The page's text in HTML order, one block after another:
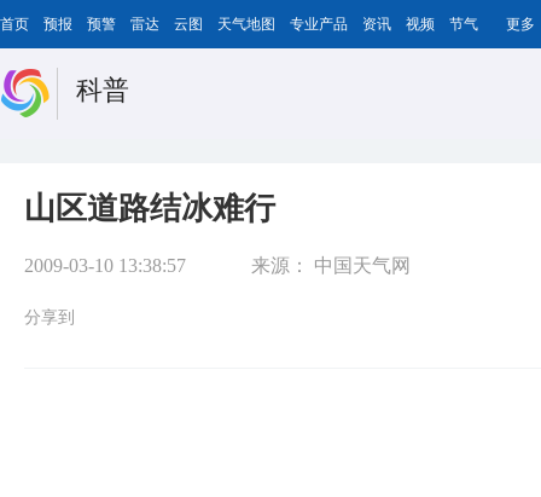
首页 预报 预警 雷达 云图 天气地图 专业产品 资讯 视频 节气 更多
科普
山区道路结冰难行
2009-03-10 13:38:57 来源： 中国天气网
分享到